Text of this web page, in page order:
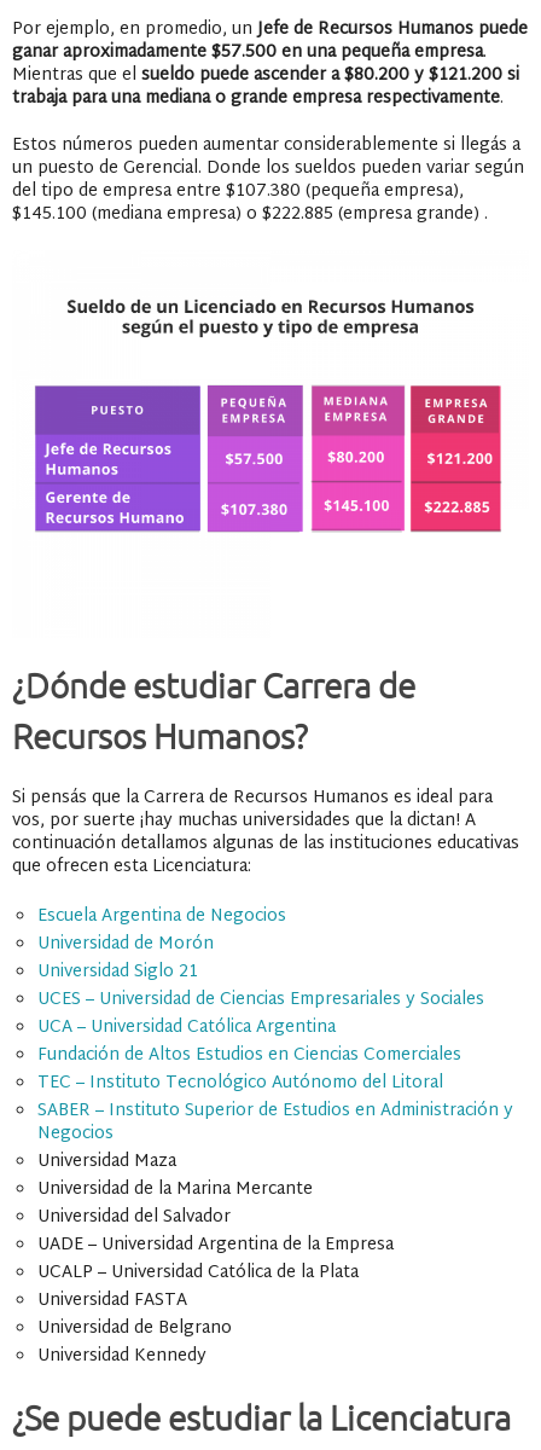
Por ejemplo, en promedio, unJefe de Recursos Humanos puede
ganar aproximadamente $57.500 en una pequeña empresa.
Mientras que el sueldo puede ascender a $80.200 y $121.200 si
trabaja para una mediana o grande empresa respectivamente.
Estos números pueden aumentar considerablemente si llegás a
un puesto de Gerencial. Donde los sueldos pueden variar según
del tipo de empresa entre $107.380 (pequeña empresa),
$145.100 (mediana empresa) o $222.885 (empresa grande) .
¿Dónde estudiar Carrera de
Recursos Humanos?
Si pensás que la Carrera de Recursos Humanos es ideal para
vos, por suerte ¡hay muchas universidades que la dictan! A
continuación detallamos algunas de las instituciones educativas
que ofrecen esta Licenciatura:
Escuela Argentina de Negocios
Universidad de Morón
Universidad Siglo 21
UCES – Universidad de Ciencias Empresariales y Sociales
UCA – Universidad Católica Argentina
Fundación de Altos Estudios en Ciencias Comerciales
TEC – Instituto Tecnológico Autónomo del Litoral
SABER – Instituto Superior de Estudios en Administración y
Negocios
Universidad Maza
Universidad de la Marina Mercante
Universidad del Salvador
UADE – Universidad Argentina de la Empresa
UCALP – Universidad Católica de la Plata
Universidad FASTA
Universidad de Belgrano
Universidad Kennedy
¿Se puede estudiar la Licenciatura